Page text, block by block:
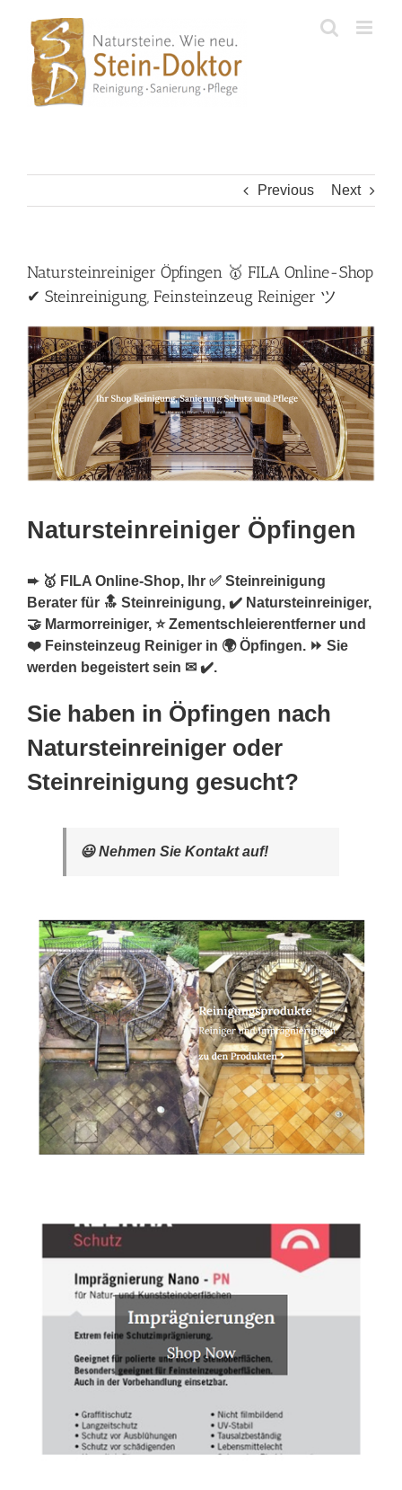
content
Previous Next
Natursteinreiniger Öpfingen 🥇 FILA Online-Shop
✔ Steinreinigung, Feinsteinzeug Reiniger ツ
Natursteinreiniger Öpfingen
➨ 🥇 FILA Online-Shop, Ihr ✅ Steinreinigung
Berater für 🔝 Steinreinigung, ✔️ Natursteinreiniger,
🤝 Marmorreiniger, ⭐ Zementschleierentferner und
❤️ Feinsteinzeug Reiniger in 🌍 Öpfingen. ⏩ Sie
werden begeistert sein ✉ ✔️.
Sie haben in Öpfingen nach
Natursteinreiniger oder
Steinreinigung gesucht?
😃 Nehmen Sie Kontakt auf!